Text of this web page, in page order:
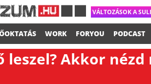
VÁLTOZÁSOK A
WORK FORYOU PODCAST
leszel? Akkor nézd